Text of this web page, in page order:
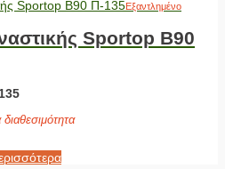
Εξαντλημένο
Sportop B90